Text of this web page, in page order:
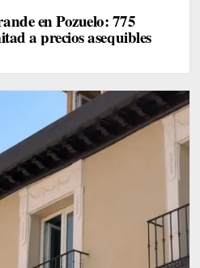
en Pozuelo: 775
a precios asequibles